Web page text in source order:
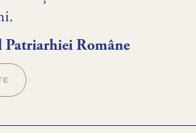
Patriarhiei Române